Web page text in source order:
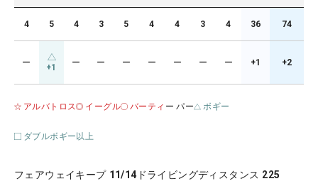
4 5 4 3 5 4 4 3 4 36 74
ー +1 ー ー ー ー ー ー ー +1 +2
アルバトロス イーグル バーティ ー パー ボギー
ダブルボギー以上
フェアウェイキープ 11/14 ドライビングディスタンス 225